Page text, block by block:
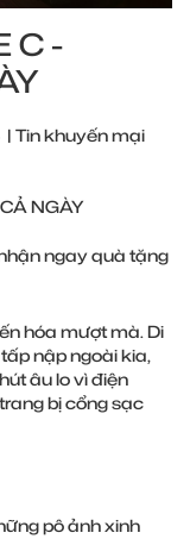
C -
| Tin khuyến mại
NGÀY
ngay quà tặng
hóa mượt mà. Di
nập ngoài kia,
âu lo vì điện
bị cổng sạc
pô ảnh xinh